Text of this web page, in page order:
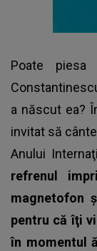
Poate
a născut ea?
invitat să
Anului
refrenul
magnetofon
pentru că îţi
în momentul